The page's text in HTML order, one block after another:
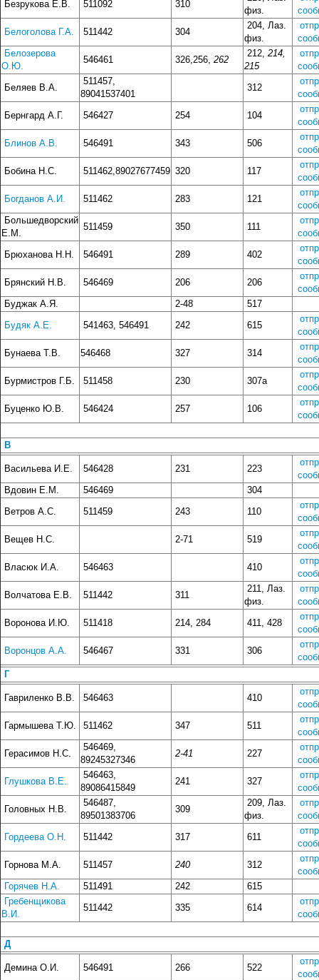
Безрукова Е.В. 511092 310
физ.
Белоголова Г.А.
511442 304
204, Лаз.
физ.
Белозерова
О.Ю.
546461 326,256, 262
212, 214,
215
Беляев В.А.
511457,
89041537401
312
Бернгард А.Г.
546427 254 104
Блинов А.В.
546491 343 506
Бобина Н.С.
511462,89027677459 320 117
Богданов А.И.
511462 283 121
Большедворский
Е.М.
511459 350 111
Брюханова Н.Н.
546491 289 402
Брянский Н.В.
546469 206 206
Буджак А.Я.
2-48
517
Будяк А.Е.
541463, 546491 242 615
Бунаева Т.В.
546468 327 314
Бурмистров Г.Б.
511458 230 307а
Буценко Ю.В.
546424 257 106
В
Васильева И.Е. 546428 231 223
Вдовин Е.М.
546469
304
Ветров А.С.
511459 243 110
Вещев Н.С.
2-71 519
Власюк И.А.
546463 410
Волчатова Е.В.
511442 311
211, Лаз.
физ.
Воронова И.Ю.
511418 214, 284 411, 428
Воронцов А.А.
546467 331 306
Г
Гавриленко В.В. 546463 410
Гармышева Т.Ю.
511462 347 511
Герасимов Н.С.
546469,
89245327346
2-41 227
Глушкова В.Е.
546463,
89086415849
241 327
Головных Н.В.
546487,
89501383706
309
209, Лаз.
физ.
Гордеева О.Н.
511442 317 611
Горнова М.А.
511457 240 312
Горячев Н.А.
511491 242
615
Гребенщикова
В.И.
511442 335 614
Д
Демина О.И. 546491 266 522